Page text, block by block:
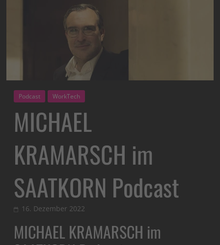
Podcast WorkTech
MICHAEL
KRAMARSCH im
SAATKORN Podcast
16. Dezember 2022
MICHAEL KRAMARSCH im